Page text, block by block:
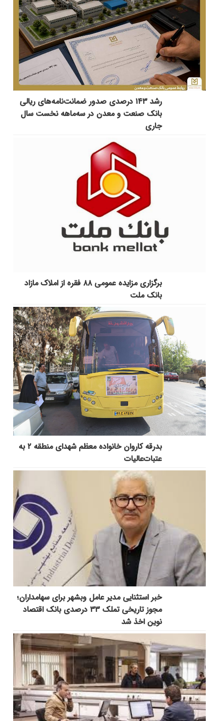
رشد ۱۴۳ درصدی صدور ضمانت‌نامه‌های ریالی
بانک صنعت و معدن در سه‌ماهه نخست سال
جاری
برگزاری مزایده عمومی ۸۸ فقره از املاک مازاد
بانک ملت
بدرقه کاروان خانواده معظم شهدای منطقه ۲ به
عتبات‌عالیات
خبر استثنایی مدیر عامل وبشهر برای سهامداران؛
مجوز تاریخی تملک ۳۳ درصدی بانک اقتصاد
نوین اخذ شد